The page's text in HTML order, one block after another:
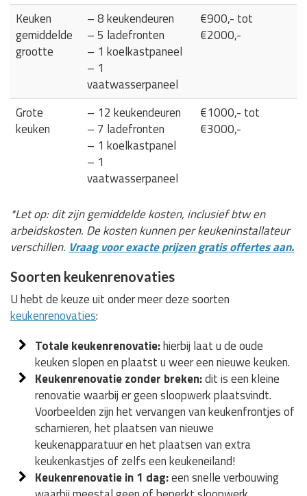
Keuken
gemiddelde
grootte
– 8 keukendeuren
– 5 ladefronten
– 1 koelkastpaneel
– 1
vaatwasserpaneel
€900,- tot
€2000,-
Grote
keuken
– 12 keukendeuren
– 7 ladefronten
– 1 koelkastpanel
– 1
vaatwasserpaneel
€1000,- tot
€3000,-
*Let op: dit zijn gemiddelde kosten, inclusief btw en
arbeidskosten. De kosten kunnen per keukeninstallateur
verschillen. Vraag voor exacte prijzen gratis offertes aan.
Soorten keukenrenovaties
U hebt de keuze uit onder meer deze soorten
keukenrenovaties:
Totale keukenrenovatie:hierbij laat u de oude
keuken slopen en plaatst u weer een nieuwe keuken.
Keukenrenovatie zonder breken:dit is een kleine
renovatie waarbij er geen sloopwerk plaatsvindt.
Voorbeelden zijn het vervangen van keukenfrontjes of
scharnieren, het plaatsen van nieuwe
keukenapparatuur en het plaatsen van extra
keukenkastjes of zelfs een keukeneiland!
Keukenrenovatie in 1 dag:een snelle verbouwing